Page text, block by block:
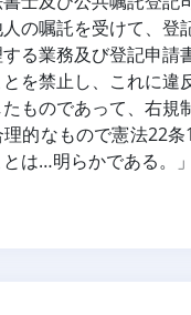
の嘱託を受けて、登
る業務及び登記申請
を禁止し、これに違
ものであって、右規
的なもので憲法22
は…明らかである。」